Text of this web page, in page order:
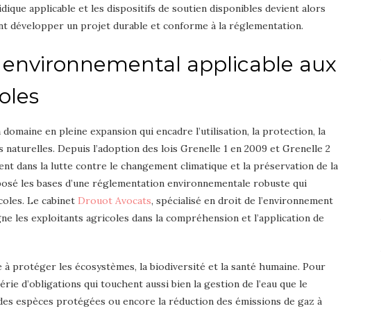
applicable et les dispositifs de soutien disponibles devient alors
développer un projet durable et conforme à la réglementation.
applicable aux
en pleine expansion qui encadre l’utilisation, la protection, la
Depuis l’adoption des lois Grenelle 1 en 2009 et Grenelle 2
dans la lutte contre le changement climatique et la préservation de la
les bases d’une réglementation environnementale robuste qui
Le cabinet Drouot Avocats, spécialisé en droit de l’environnement
les exploitants agricoles dans la compréhension et l’application de
protéger les écosystèmes, la biodiversité et la santé humaine. Pour
d’obligations qui touchent aussi bien la gestion de l’eau que le
espèces protégées ou encore la réduction des émissions de gaz à